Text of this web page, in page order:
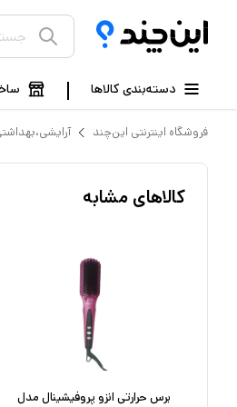
دسته‌بندی کالاها
فروشگاه اینترنتی این‌چند
کالاهای مشابه
برس حرارتی انزو پروفیشینال مدل